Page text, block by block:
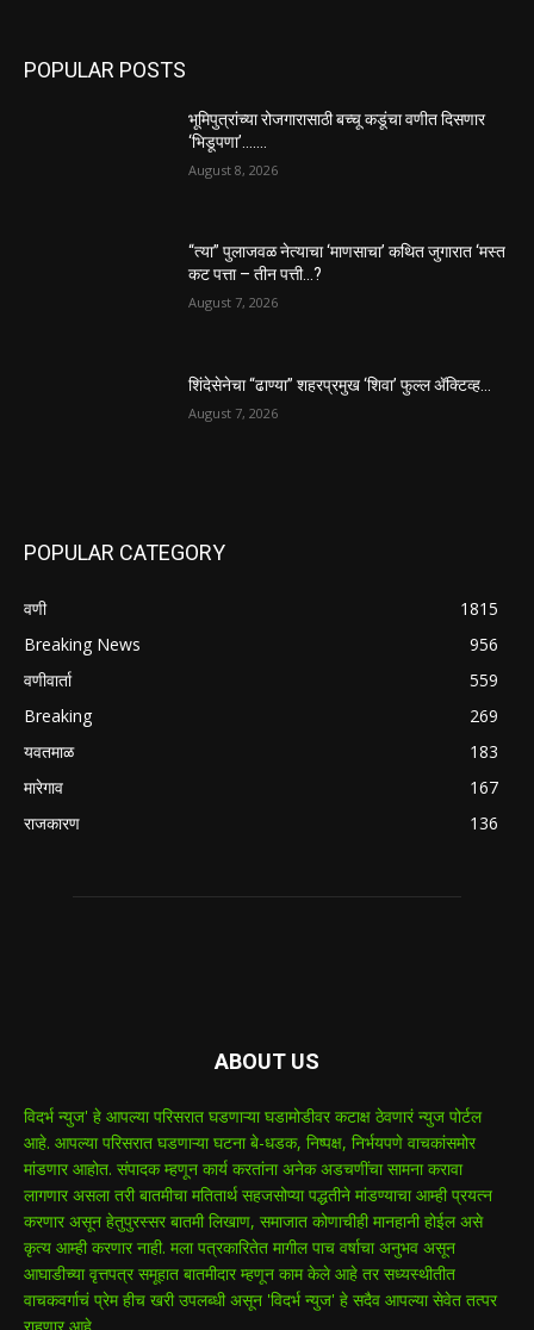
POPULAR POSTS
भूमिपुत्रांच्या रोजगारासाठी बच्चू कडूंचा वणीत दिसणार
‘भिडूपणा’…….
August 8, 2026
“त्या” पुलाजवळ नेत्याचा ‘माणसाचा’ कथित जुगारात ‘मस्त
कट पत्ता – तीन पत्ती…?
August 7, 2026
शिंदेसेनेचा “ढाण्या” शहरप्रमुख ‘शिवा’ फुल्ल ॲक्टिव्ह…
August 7, 2026
POPULAR CATEGORY
वणी
1815
Breaking News
956
वणीवार्ता
559
Breaking
269
यवतमाळ
183
मारेगाव
167
राजकारण
136
ABOUT US
विदर्भ न्युज' हे आपल्या परिसरात घडणाऱ्या घडामोडीवर कटाक्ष ठेवणारं न्युज पोर्टल
आहे. आपल्या परिसरात घडणाऱ्या घटना बे-धडक, निष्पक्ष, निर्भयपणे वाचकांसमोर
मांडणार आहोत. संपादक म्हणून कार्य करतांना अनेक अडचणींचा सामना करावा
लागणार असला तरी बातमीचा मतितार्थ सहजसोप्या पद्धतीने मांडण्याचा आम्ही प्रयत्न
करणार असून हेतुपुरस्सर बातमी लिखाण, समाजात कोणाचीही मानहानी होईल असे
कृत्य आम्ही करणार नाही. मला पत्रकारितेत मागील पाच वर्षाचा अनुभव असून
आघाडीच्या वृत्तपत्र समूहात बातमीदार म्हणून काम केले आहे तर सध्यस्थीतीत
वाचकवर्गाचं प्रेम हीच खरी उपलब्धी असून 'विदर्भ न्युज' हे सदैव आपल्या सेवेत तत्पर
राहणार आहे.